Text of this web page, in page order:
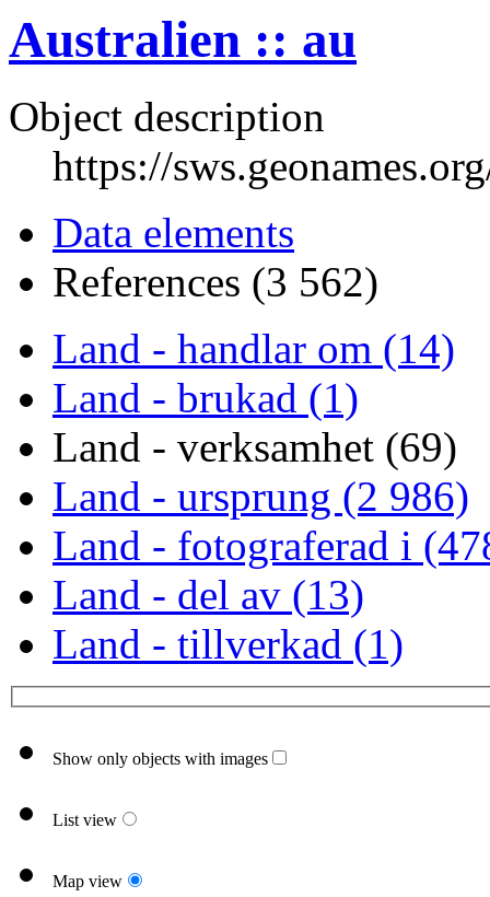
Australien :: au
Object description
https://
Data elements
References (3 562)
Land - handlar om (14)
Land - brukad (1)
Land - verksamhet (69)
Land - ursprung (2 986)
Land - fotograferad i
Land - del av (13)
Land - tillverkad (1)
Show only objects with images
List view
Map view